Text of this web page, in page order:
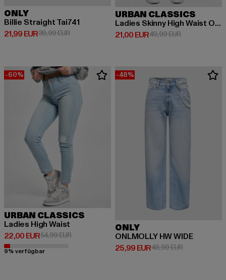
ONLY
Billie Straight Tai741
21,99 EUR
Derzeitiger Preis: 21,99 EUR
39,99 EURAktionspreis: 39,99 EUR
URBAN CLASSICS
Ladies Skinny High Waist Open Hem Jeans
21,00 EUR
Derzeitiger Preis: 21,00 EUR
49,99 EURAktionspreis:
-60%
URBAN CLASSICS
Ladies High Waist
22,00 EUR
Derzeitiger Preis: 22,00 EUR
54,99 EURAktionspreis: 54,99 EUR
9% verfügbar
-48%
ONLY
ONLMOLLY HW WIDE
25,99 EUR
Derzeitiger Preis: 25,99 EUR
49,99 EURAktionspreis: